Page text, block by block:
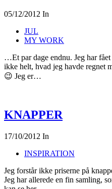
05/12/2012 In
JUL
MY WORK
…Et par dage endnu. Jeg har
ikke helt, hvad jeg havde regnet
😉 Jeg er…
KNAPPER
17/10/2012 In
INSPIRATION
Jeg forstår ikke priserne på
Jeg har allerede en fin samling,